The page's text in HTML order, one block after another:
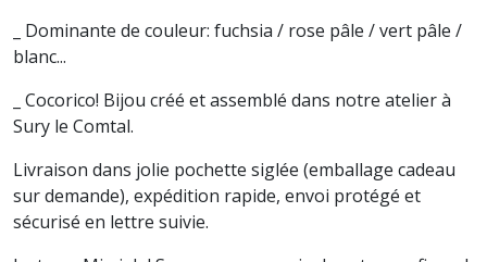
_ Dominante de couleur: fuchsia / rose pâle / vert pâle /
blanc...
_ Cocorico! Bijou créé et assemblé dans notre atelier à
Sury le Comtal.
Livraison dans jolie pochette siglée (emballage cadeau
sur demande), expédition rapide, envoi protégé et
sécurisé en lettre suivie.